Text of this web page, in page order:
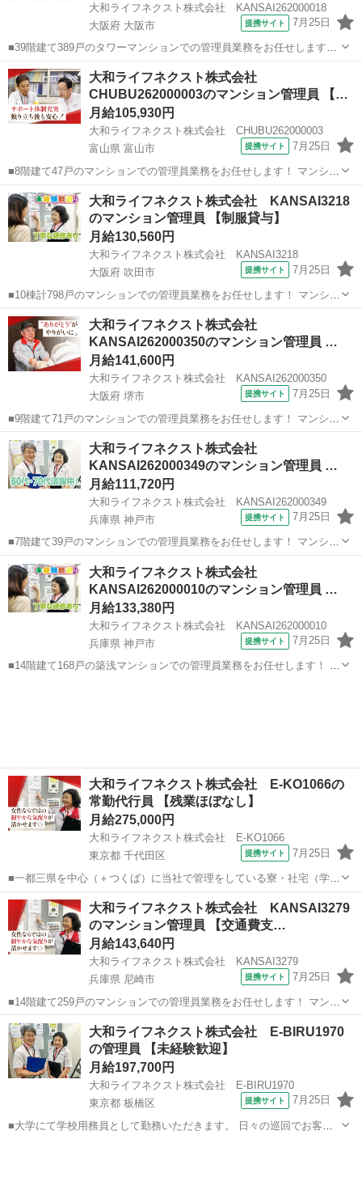
大和ライフネクスト株式会社 KANSAI262000018
大阪府 大阪市
提携サイト 7月25日
■39階建て389戸のタワーマンションでの管理員業務をお任せします！
マンションにお住まいの方々の快適な暮らしを支える大切な仕事で
す。 具体的には ・受付業務（来訪者の応対、お住まいのお客様からの
お問い合わせ・ご相談など）...
大阪 大阪市 マンション管理
大和ライフネクスト株式会社
CHUBU262000003のマンション管理員 【…
月給105,930円
大和ライフネクスト株式会社 CHUBU262000003
富山県 富山市
提携サイト 7月25日
■8階建て47戸のマンションでの管理員業務をお任せします！ マンショ
ンにお住まいの方々の快適な暮らしを支える大切な仕事です。 具体的
には ・受付業務（来訪者の応対、お住まいのお客様からのお問い合わ
せ・ご相談など） ・共用部...
富山 富山市 マンション管理
大和ライフネクスト株式会社 KANSAI3218
のマンション管理員 【制服貸与】
月給130,560円
大和ライフネクスト株式会社 KANSAI3218
大阪府 吹田市
提携サイト 7月25日
■10棟計798戸のマンションでの管理員業務をお任せします！ マンショ
ンにお住まいの方々の快適な暮らしを支える大切な仕事です。 具体的
には ・受付業務（来訪者の応対、お住まいのお客様からのお問い合わ
せ・ご相談など） ・共用...
大阪 吹田市 マンション管理
大和ライフネクスト株式会社
KANSAI262000350のマンション管理員 …
月給141,600円
大和ライフネクスト株式会社 KANSAI262000350
大阪府 堺市
提携サイト 7月25日
■9階建て71戸のマンションでの管理員業務をお任せします！ マンショ
ンにお住まいの方々の快適な暮らしを支える大切な仕事です。 具体的
には ・受付業務（来訪者の応対、お住まいのお客様からのお問い合わ
せ・ご相談など） ・共用部...
大阪 堺市 マンション管理
大和ライフネクスト株式会社
KANSAI262000349のマンション管理員 …
月給111,720円
大和ライフネクスト株式会社 KANSAI262000349
兵庫県 神戸市
提携サイト 7月25日
■7階建て39戸のマンションでの管理員業務をお任せします！ マンショ
ンにお住まいの方々の快適な暮らしを支える大切な仕事です。 具体的
には ・共用部分の清掃（エントランス・エレベーター内・廊下・階
段・ゴミ置場など） ・受付業...
兵庫 神戸市 マンション管理
大和ライフネクスト株式会社
KANSAI262000010のマンション管理員 …
月給133,380円
大和ライフネクスト株式会社 KANSAI262000010
兵庫県 神戸市
提携サイト 7月25日
■14階建て168戸の築浅マンションでの管理員業務をお任せします！ マ
大和ライフネクスト株式会社 E-KO1066の
常勤代行員 【残業ほぼなし】
月給275,000円
大和ライフネクスト株式会社 E-KO1066
東京都 千代田区
提携サイト 7月25日
■一都三県を中心（＋つくば）に当社で管理をしている寮・社宅（学生
寮・社会人寮）にて、 管理員が不在時に代行で勤務していただくお仕
事です。 【仕事内容】 ・入退寮時の対応（鍵の引き渡し、退去後の
部屋の清掃など） ・共用部...
東京 千代田区 マンション管理
大和ライフネクスト株式会社 KANSAI3279
のマンション管理員 【交通費支…
月給143,640円
大和ライフネクスト株式会社 KANSAI3279
兵庫県 尼崎市
提携サイト 7月25日
■14階建て259戸のマンションでの管理員業務をお任せします！ マンシ
ョンにお住まいの方々の快適な暮らしを支える大切な仕事です。 具体
的には ・受付業務（来訪者の応対、お住まいのお客様からのお問い合
わせ・ご相談など） ・共...
兵庫 尼崎市 マンション管理
大和ライフネクスト株式会社 E-BIRU1970
の管理員 【未経験歓迎】
月給197,700円
大和ライフネクスト株式会社 E-BIRU1970
東京都 板橋区
提携サイト 7月25日
■大学にて学校用務員として勤務いただきます。 日々の巡回でお客様